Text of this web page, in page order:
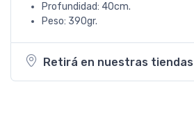
Profundidad: 40cm.
Peso: 390gr.
Retirá en nuestras tiendas